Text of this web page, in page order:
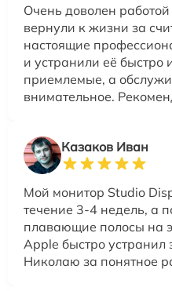
Очень доволен
вернули к жизни за
настоящие
и устранили её быстро
приемлемые, а
внимательное.
Казаков Иван
Мой монитор Studio
течение 3-4 недель, а
плавающие полосы на
Apple быстро устранил
Николаю за понятное